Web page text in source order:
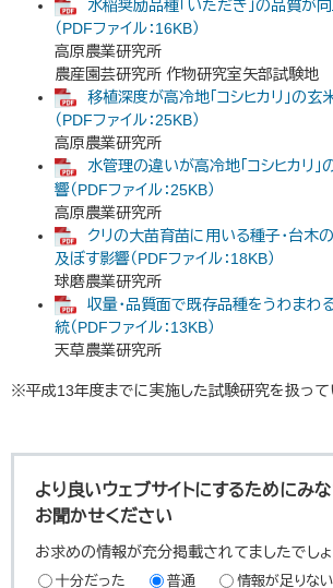
水稲奨励品種「いただき」の品質が
（PDFファイル：16KB）
高原農業研究所
農産園芸研究所 作物研究室矢部試験地
移植深度が高冷地「コシヒカリ」の
（PDFファイル：25KB）
高原農業研究所
水管理の違いが高冷地「コシヒカリ
響（PDFファイル：25KB）
高原農業研究所
クリの大苗育苗に用いる種子・台木
及ぼす影響（PDFファイル：18KB）
球磨農業研究所
収量・品質面で既存品種をうわまわ
統（PDFファイル：13KB）
天草農業研究所
※平成13年度までに実施した試験研究を扱って
より良いウェブサイトにするためにみ
お聞かせください
お求めの情報が充分掲載されてましたでし
十分だった 普通 情報が足りない